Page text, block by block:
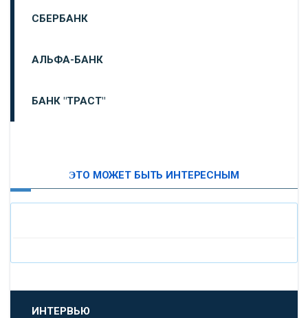
СБЕРБАНК
АЛЬФА-БАНК
БАНК "ТРАСТ"
«БАНК САНКТ-ПЕТЕРБУРГ»
«ПРОМСВЯЗЬБАНК»
ЭТО МОЖЕТ БЫТЬ ИНТЕРЕСНЫМ
ИНТЕРВЬЮ